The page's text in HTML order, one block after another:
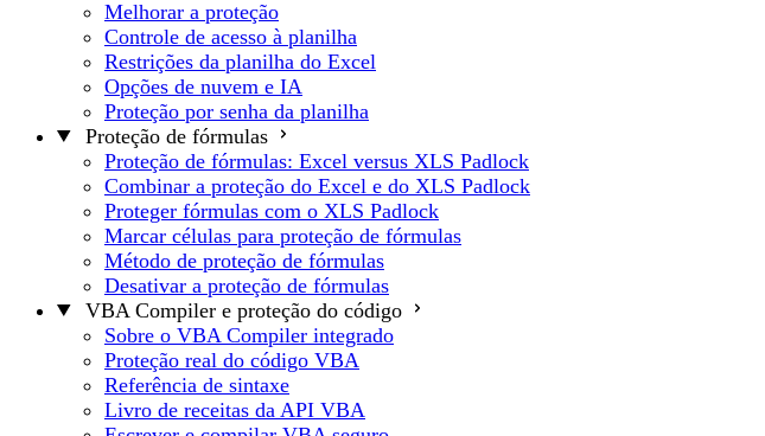
Melhorar a proteção
Controle de acesso à planilha
Restrições da planilha do Excel
Opções de nuvem e IA
Proteção por senha da planilha
Proteção de fórmulas
Proteção de fórmulas: Excel versus XLS Padlock
Combinar a proteção do Excel e do XLS Padlock
Proteger fórmulas com o XLS Padlock
Marcar células para proteção de fórmulas
Método de proteção de fórmulas
Desativar a proteção de fórmulas
VBA Compiler e proteção do código
Sobre o VBA Compiler integrado
Proteção real do código VBA
Referência de sintaxe
Livro de receitas da API VBA